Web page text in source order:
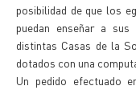
posibilidad de que los
puedan enseñar a
distintas Casas de la
dotados con una
Un pedido efectuado